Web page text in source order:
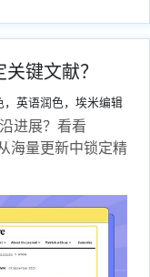
键文献？
英语润色，埃米编辑
进展？看看
海量更新中锁定精